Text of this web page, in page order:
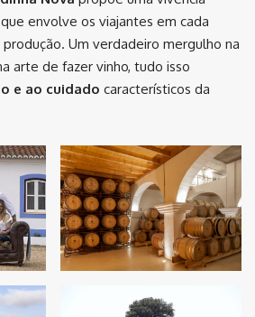
envolve os viajantes em cada
Um verdadeiro mergulho na
arte de fazer vinho, tudo isso
e ao cuidado característicos da